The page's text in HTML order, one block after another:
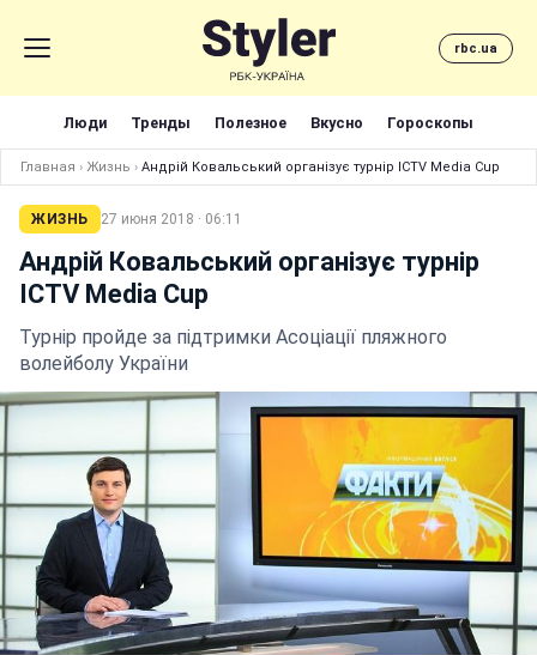
rbc.ua
Люди Тренды Полезное Вкусно Гороскопы
Главная › Жизнь › Андрій Ковальський організує турнір ICTV Media Cup
ЖИЗНЬ 27 июня 2018 · 06:11
Андрій Ковальський організує турнір
ICTV Media Cup
Турнір пройде за підтримки Асоціації пляжного
волейболу України